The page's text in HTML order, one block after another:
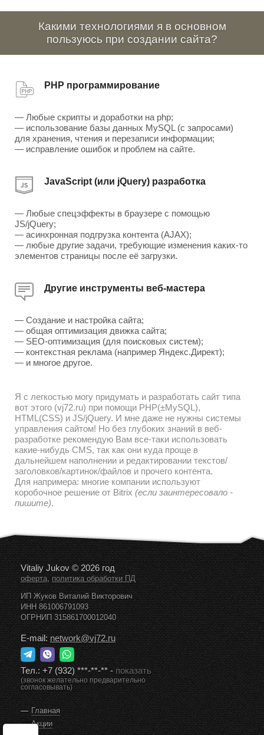
Какими технологиями я в основном
пользуюсь при создании сайта?
PHP программирование
— Любые скрипты и доработки на php;
— использование базы данных MySQL (с запросами)
для хранения, чтения и перезаписи информации;
— исправление ошибок и проблем на сайте.
JavaScript (или jQuery) разработка
— Любые спецэффекты в браузере с помощью
JS/jQuery;
— асинхронная подгрузка контента (AJAX);
— любые другие задачи, требующие изменения каких-то
элементов страницы после её загрузки.
Другие инструменты веб-мастера
— Создание и настройка сайта;
— общая оптимизация движка сайта;
— SEO-оптимизация (для поисковых систем);
— контекстная реклама (например Яндекс.Директ);
— и многое другое.
Я с легкостью могу придумать и разработать сайт типа
вот этого (vj72.ru) при помощи PHP(±MySQL),
HTML(CSS) и JS/jQuery. И мне даже не нужны системы
управления сайтом! Но без глубоких знаний в веб-
разработке рекомендую Вам все-таки использовать
какие-нибудь CMS, так как они куда проще в
дальнейшем наполнении и редактировании текстов/
заголовков/картинок/файлов и прочего контента.
Для напримера: многие компании используют
коробочное решение от Bitrix (если заинтересовало -
пишите).
Vitaliy Jukov © 2026 год
оферта,политика обработки ПД
ИП Жуков Виталий Викторович
ИНН 861006791093
ОГРНИП 315861700012040
E-mail:network@vj72.ru
Тел.:+7 (932) ***-**-**-показать
(звонок желательно предварительно
согласовывать)
Главная
Акции